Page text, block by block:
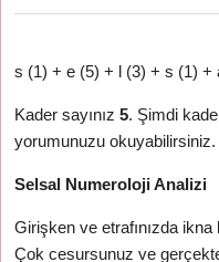
s (1) + e (5) + l (3) + s (1)
Kader sayınız5. Şimdi
yorumunuzu okuyabilirsiniz.
Selsal Numeroloji Analizi
Girişken ve etrafınızda ikna
Çok cesursunuz ve